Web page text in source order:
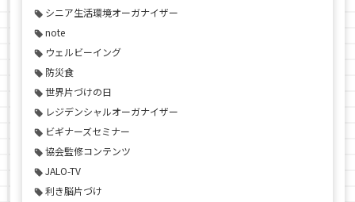
シニア生活環境オーガナイザー
note
ウェルビーイング
防災食
世界片づけの日
レジデンシャルオーガナイザー
ビギナーズセミナー
協会監修コンテンツ
JALO-TV
利き脳片づけ